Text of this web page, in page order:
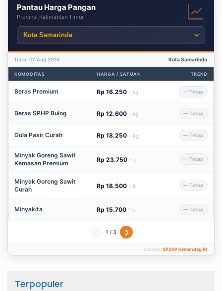
Pantau Harga Pangan
Provinsi Kalimantan Timur
Data: 07 Aug 2026 Kota Samarinda
KOMODITAS HARGA / SATUAN TREND
Beras Premium Rp 16.250 / kg — Tetap
Beras SPHP Bulog Rp 12.600 / kg — Tetap
Gula Pasir Curah Rp 18.250 / kg — Tetap
Minyak Goreng Sawit
Kemasan Premium
Rp 23.750 / lt — Tetap
Minyak Goreng Sawit
Curah
Rp 18.500 / lt — Tetap
Minyakita Rp 15.700 / lt — Tetap
1 / 3 ❯
Sumber: SP2KP Kemendag RI
Terpopuler